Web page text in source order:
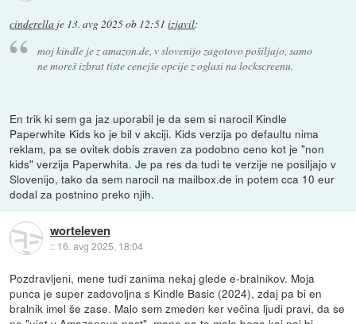
cinderella je 13. avg 2025 ob 12:51 izjavil:
moj kindle je z amazon.de, v slovenijo zagotovo pošiljajo, samo
ne moreš izbrat tiste cenejše opcije z oglasi na lockscreenu.
En trik ki sem ga jaz uporabil je da sem si narocil Kindle
Paperwhite Kids ko je bil v akciji. Kids verzija po defaultu nima
reklam, pa se ovitek dobis zraven za podobno ceno kot je "non
kids" verzija Paperwhita. Je pa res da tudi te verzije ne posiljajo v
Slovenijo, tako da sem narocil na mailbox.de in potem cca 10 eur
dodal za postnino preko njih.
worteleven
:: 16. avg 2025, 18:04
Pozdravljeni, mene tudi zanima nekaj glede e-bralnikov. Moja
punca je super zadovoljna s Kindle Basic (2024), zdaj pa bi en
bralnik imel še zase. Malo sem zmeden ker večina ljudi pravi, da se